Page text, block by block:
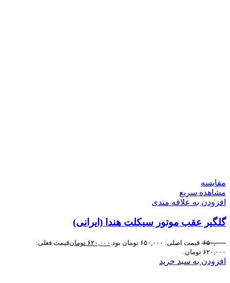
مقایسه
مشاهده سریع
افزودن به علاقه مندی
گلگیر عقب موتور سیکلت هندا (ایرانی)
۶۵۰,۰۰۰ قیمت اصلی: ۶۵۰,۰۰۰ تومان بود. ۶۲۰,۰۰۰ تومانقیمت فعلی:
۶۲۰,۰۰۰ تومان.
افزودن به سبد خرید